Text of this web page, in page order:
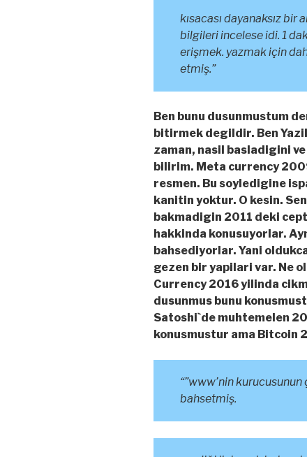
kısacası dayanaksız
bilgileri incelese idi. 1
erişmek. yazmak için
etmiş.”
Ben bunu dusunmustum
bitirmek degildir. Ben
zaman, nasil basladigini
bilirim. Meta currency
resmen. Bu soyledigine
kanitin yoktur. O kesin.
bakmadigin 2011 deki
hakkinda konusuyorlar.
bahsediyorlar. Yani
gezen bir yapilari var. Ne
Currency 2016 yilinda
dusunmus bunu
Satoshi`de muhtemelen
konusmustur ama Bitcoin
“”www’nin kurucusunun
bahsetmiş.